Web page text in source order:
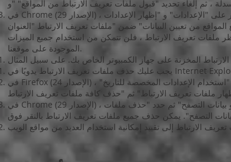
، ثم إلغاء تحديد "قبول ملفات تعريف الارتباط من المواقع" "و
في Chrome (الإصدار 29) ، يمكنك حظر جميع ملفات تعريف الارتباط عن طريق الوصول إلى قائمة "التخصيص والتحكم" والنقر على "الإعدادات" و "إظهار الإعدادات
ملفات تعريف الارتباط ، فلن تتمكن من استخدام جميع الميزات
الموجودة على موقعنا.
في Firefox (الإصدار 24) ، يمكنك حذف جميع ملفات تعريف الارتباط بالنقر فوق "الأدوات" و "الخيارات" و "الخصوصية" ، ثم تحديد "استخدام الإعدادات المخصصة للتاريخ"
في Chrome (الإصدار 29) ، قم بالوصول إلى قائمة "التخصيص والتحكم" ، وانقر على "الإعدادات" و "إظهار الإعدادات المتقدمة" و "محو بيانات التصفح" ثم حدد "حذف ملفات
التصفح". يمكن حذف جميع ملفات تعريف الارتباط بالنقر فوق